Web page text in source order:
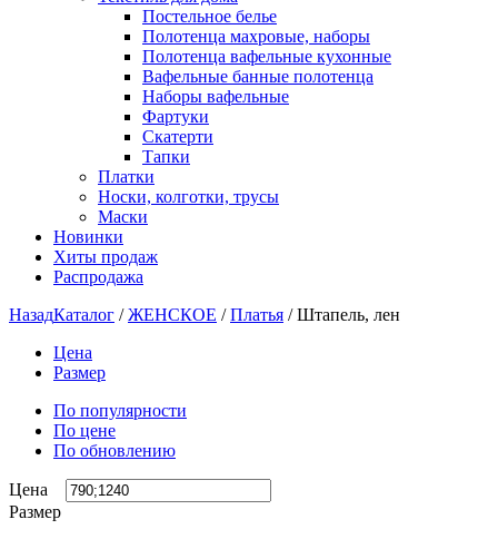
Постельное белье
Полотенца махровые, наборы
Полотенца вафельные кухонные
Вафельные банные полотенца
Наборы вафельные
Фартуки
Скатерти
Тапки
Платки
Носки, колготки, трусы
Маски
Новинки
Хиты продаж
Распродажа
НазадКаталог /ЖЕНСКОЕ /Платья /Штапель, лен
Цена
Размер
По популярности
По цене
По обновлению
Цена
Размер